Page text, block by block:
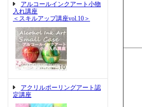
アルコールインクアート小物
入れ講座
＜スキルアップ講座vol.10＞
アクリルポーリングアート認
定講座